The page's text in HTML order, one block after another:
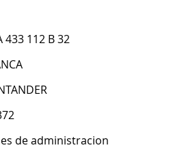
433 112 B 32
de administracion